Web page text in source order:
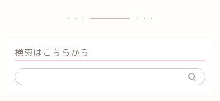
検索はこちらから